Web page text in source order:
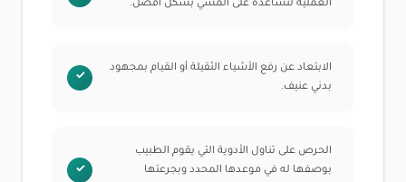
العملية لتساعده على المشي بشكل أفضل.
الابتعاد عن رفع الأشياء الثقيلة أو القيام بمجهود
بدني عنيف.
الحرص على تناول الأدوية التي يقوم الطبيب
بوصفها له في موعدها المحدد وبجرعتها